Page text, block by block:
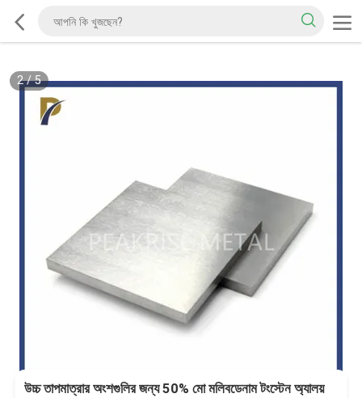
2/5
উচ্চ তাপমাত্রার অংশগুলির জন্য 50% মো মলিবডেনাম টংস্টেন অ্যালয়